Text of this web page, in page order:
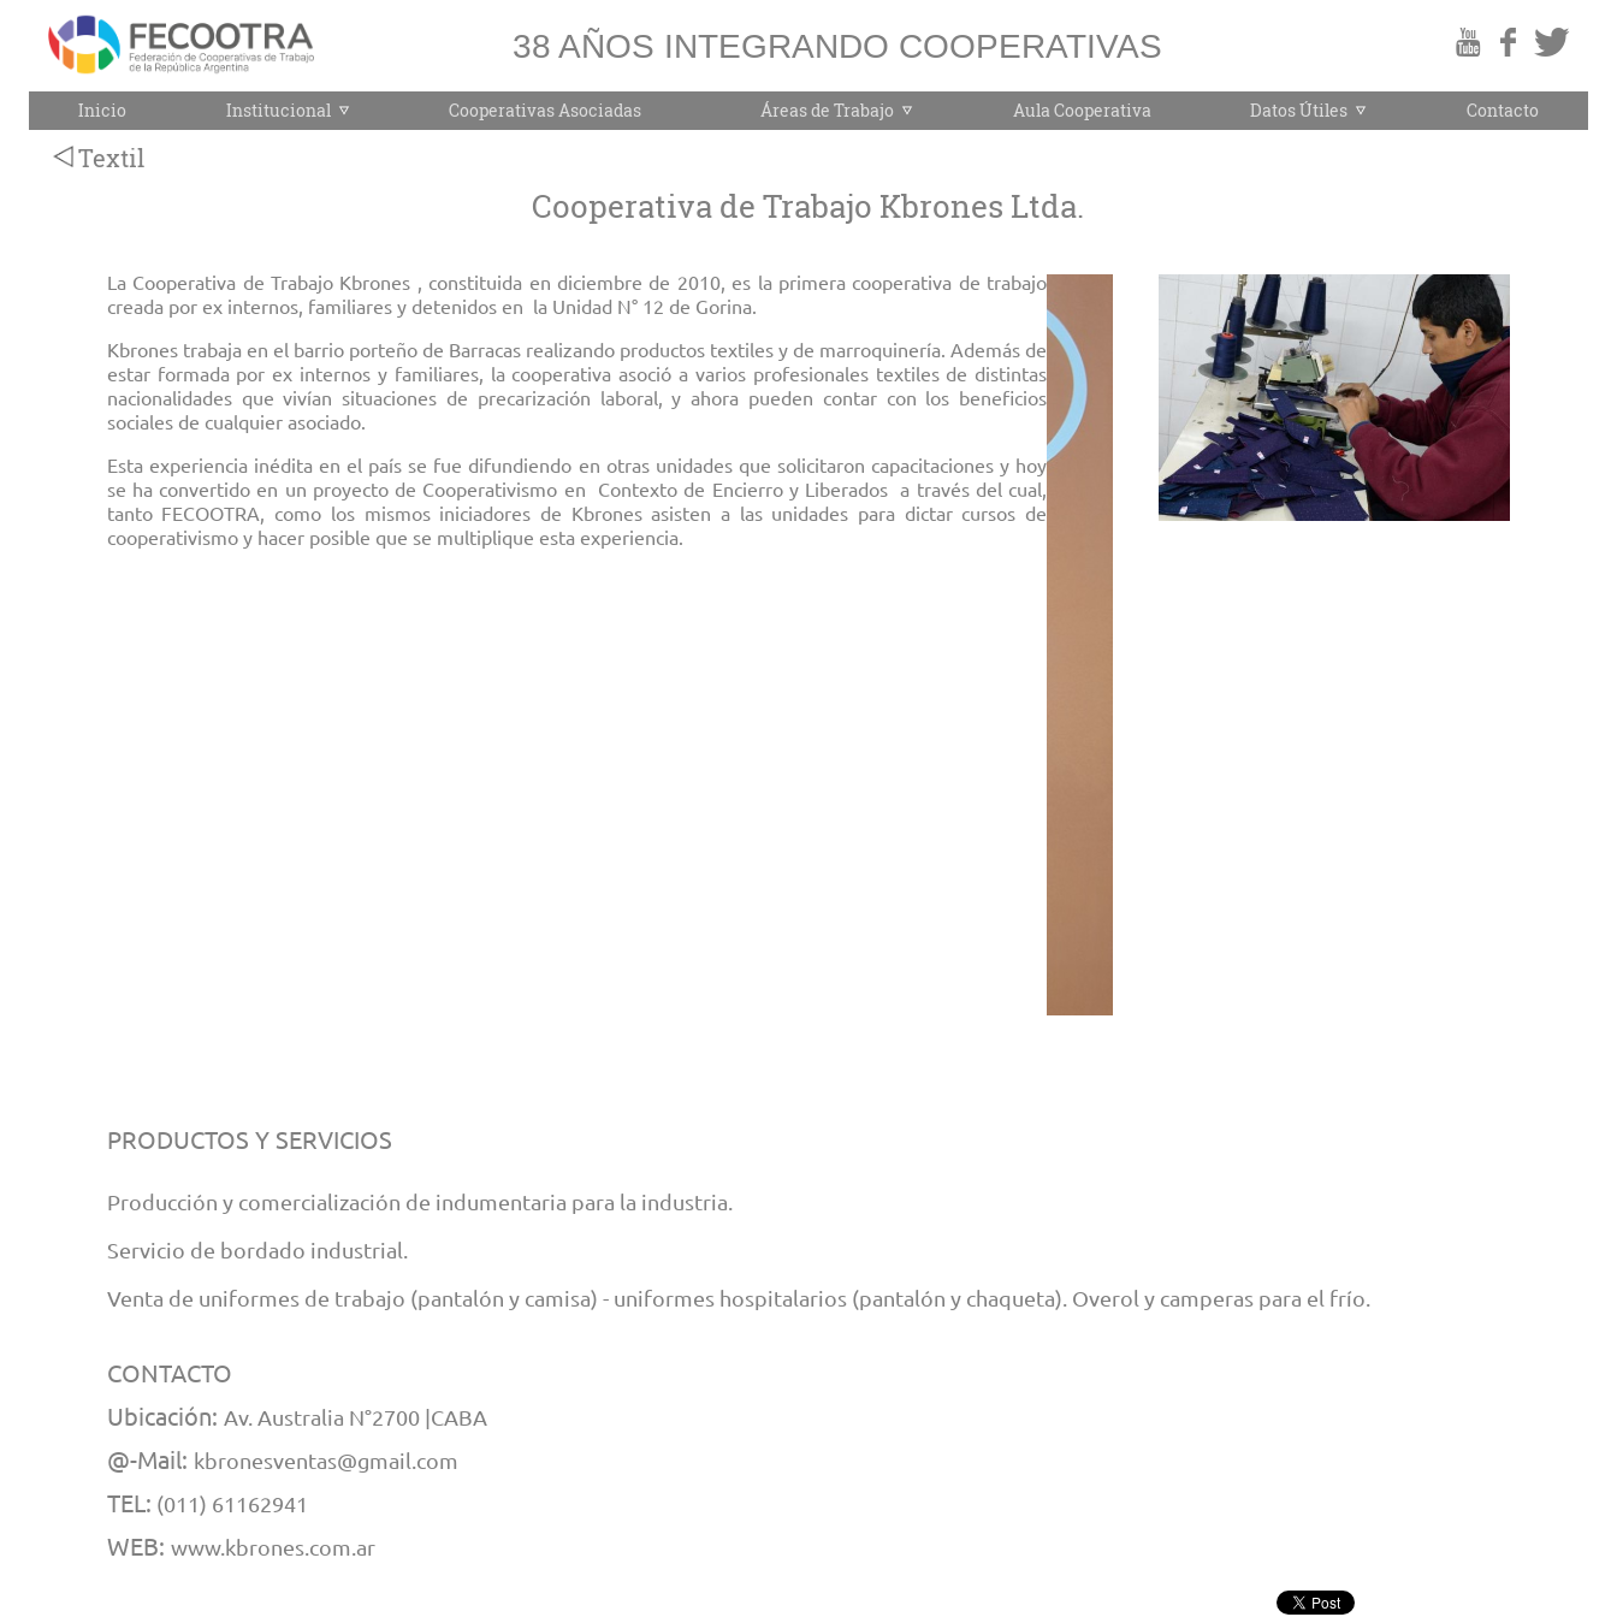
38 AÑOS INTEGRANDO COOPERATIVAS
Inicio Institucional Cooperativas Asociadas Áreas de Trabajo Aula Cooperativa Datos Útiles Contacto
Textil
Cooperativa de Trabajo Kbrones Ltda.
La Cooperativa de Trabajo Kbrones , constituida en diciembre de 2010, es la primera cooperativa de trabajo
creada por ex internos, familiares y detenidos en la Unidad N° 12 de Gorina.
Kbrones trabaja en el barrio porteño de Barracas realizando productos textiles y de marroquinería. Además de
estar formada por ex internos y familiares, la cooperativa asoció a varios profesionales textiles de distintas
nacionalidades que vivían situaciones de precarización laboral, y ahora pueden contar con los beneficios
sociales de cualquier asociado.
Esta experiencia inédita en el país se fue difundiendo en otras unidades que solicitaron capacitaciones y hoy
se ha convertido en un proyecto de Cooperativismo en Contexto de Encierro y Liberados a través del cual,
tanto FECOOTRA, como los mismos iniciadores de Kbrones asisten a las unidades para dictar cursos de
cooperativismo y hacer posible que se multiplique esta experiencia.
PRODUCTOS Y SERVICIOS
Producción y comercialización de indumentaria para la industria.
Servicio de bordado industrial.
Venta de uniformes de trabajo (pantalón y camisa) - uniformes hospitalarios (pantalón y chaqueta). Overol y camperas para el frío.
CONTACTO
Ubicación: Av. Australia N°2700 |CABA
@-Mail: kbronesventas@gmail.com
TEL: (011) 61162941
WEB: www.kbrones.com.ar